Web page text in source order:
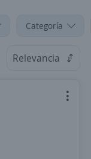
Categoría
Relevancia